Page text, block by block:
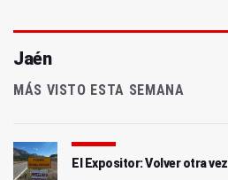
Jaén
MÁS VISTO ESTA SEMANA
El Expositor: Volver otra vez